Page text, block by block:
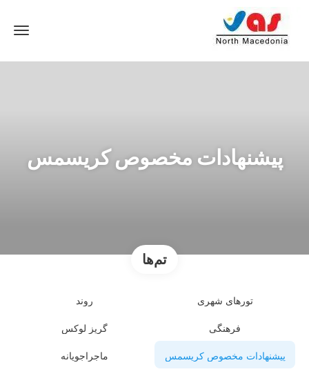
پیشنهادات مخصوص کریسمس
تم‌ها
تورهای شهری
روند
فرهنگی
گریز لوکس
پیشنهادات مخصوص کریسمس
ماجراجویانه